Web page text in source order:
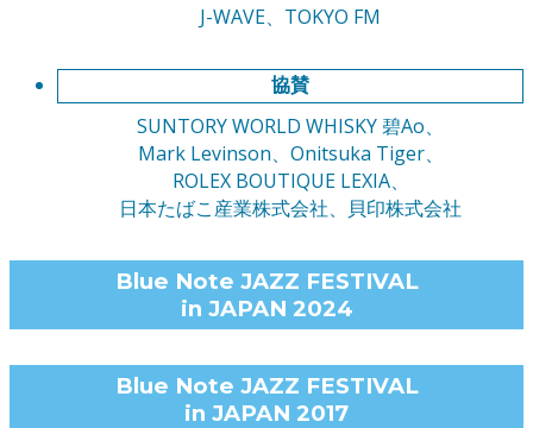
J-WAVE、TOKYO FM
協賛
SUNTORY WORLD WHISKY 碧Ao、
Mark Levinson、Onitsuka Tiger、
ROLEX BOUTIQUE LEXIA、
日本たばこ産業株式会社、貝印株式会社
Blue Note JAZZ FESTIVAL
in JAPAN 2024
Blue Note JAZZ FESTIVAL
in JAPAN 2017